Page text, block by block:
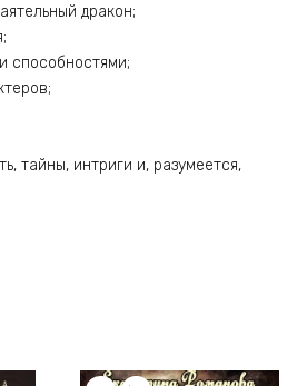
дракон;
способностями;
тайны, интриги и, разумеется,